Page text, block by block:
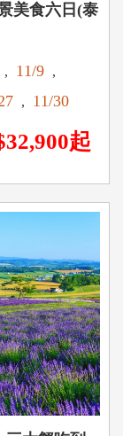
美食六日(泰
, 11/9 ,
, 11/30
起